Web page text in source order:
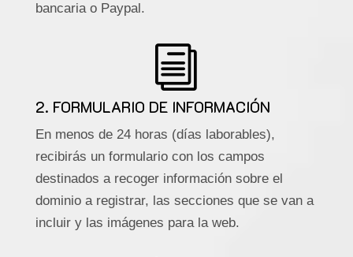
bancaria o Paypal.
i
2. FORMULARIO DE INFORMACIÓN
En menos de 24 horas (días laborables),
recibirás un formulario con los campos
destinados a recoger información sobre el
dominio a registrar, las secciones que se van a
incluir y las imágenes para la web.